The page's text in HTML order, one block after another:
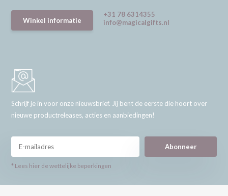
Winkel informatie
+31 78 6314355
info@magicalgifts.nl
Schrijf je in voor onze nieuwsbrief. Jij bent de eerste die hoort over
nieuwe productreleases, acties en aanbiedingen!
Abonneer
* Lees hier de wettelijke beperkingen